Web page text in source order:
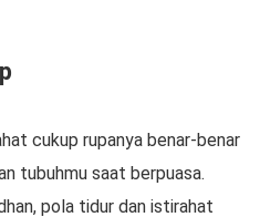
cukup rupanya benar-benar
tubuhmu saat berpuasa.
pola tidur dan istirahat